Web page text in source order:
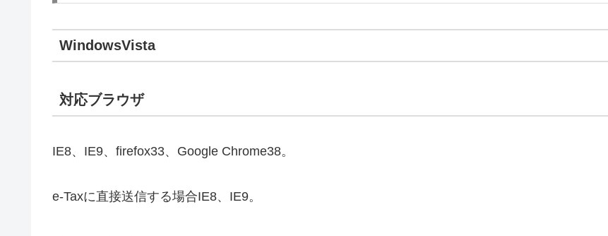
WindowsVista
対応ブラウザ
IE8、IE9、firefox33、Google Chrome38。
e-Taxに直接送信する場合IE8、IE9。